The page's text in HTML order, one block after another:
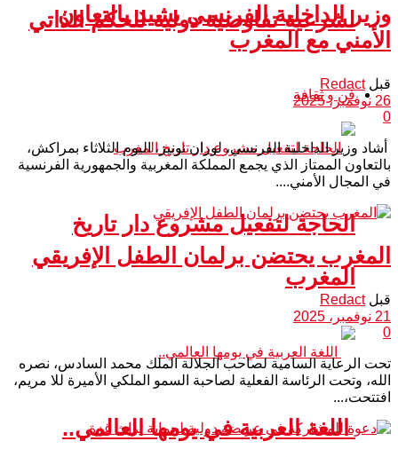
لشرعية تفاوضية دولية للحكم الذاتي
فن و ثقافة
الحاجة لتفعيل مشروع دار تاريخ
المغرب
اللغة العربية في يومها العالمي..
وزير الداخلية الفرنسي يشيد بالتعاون
الأمني مع المغرب
قبل Redact
26 نوفمبر، 2025
0
أشاد وزير الداخلية الفرنسي، لوران نونيز، اليوم الثلاثاء بمراكش،
بالتعاون الممتاز الذي يجمع المملكة المغربية والجمهورية الفرنسية
في المجال الأمني....
المغرب يحتضن برلمان الطفل الإفريقي
قبل Redact
21 نوفمبر، 2025
0
تحت الرعاية السامية لصاحب الجلالة الملك محمد السادس، نصره
الله، وتحت الرئاسة الفعلية لصاحبة السمو الملكي الأميرة للا مريم،
افتتحت،...